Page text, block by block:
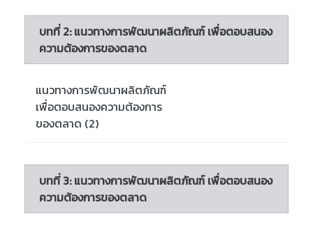
บทที่ 2: แนวทางการพัฒนาผลิตภัณฑ์ เพื่อตอบสนอง
ความต้องการของตลาด
แนวทางการพัฒนาผลิตภัณฑ์
เพื่อตอบสนองความต้องการ
ของตลาด (2)
บทที่ 3: แนวทางการพัฒนาผลิตภัณฑ์ เพื่อตอบสนอง
ความต้องการของตลาด